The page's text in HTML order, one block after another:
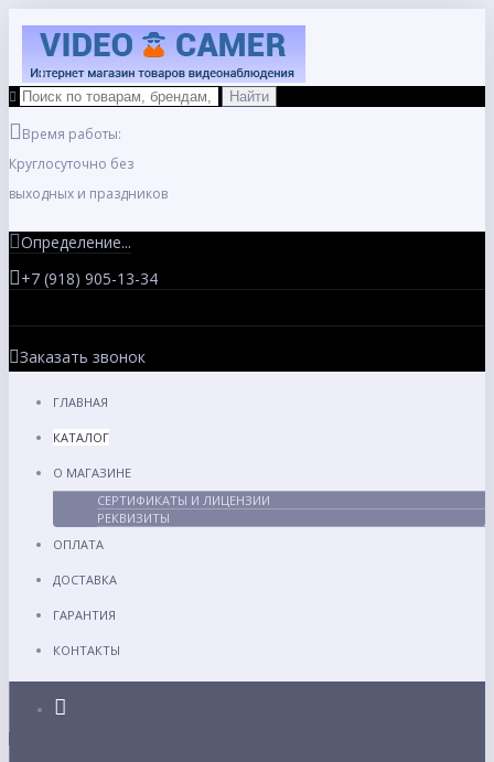
Время работы:
Круглосуточно без
выходных и праздников
Определение...
+7 (918) 905-13-34
Заказать звонок
ГЛАВНАЯ
КАТАЛОГ
О МАГАЗИНЕ
СЕРТИФИКАТЫ И ЛИЦЕНЗИИ
РЕКВИЗИТЫ
ОПЛАТА
ДОСТАВКА
ГАРАНТИЯ
КОНТАКТЫ